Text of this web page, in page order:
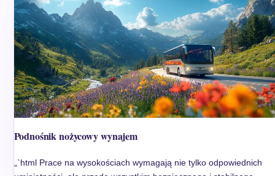
Podnośnik nożycowy wynajem
„`html Prace na wysokościach wymagają nie tylko odpowiednich